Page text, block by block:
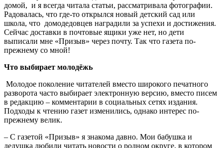
домой, и я всегда читала статьи, рассматривала фотографии.
Радовалась, что где-то открылся новый детский сад или
школа, что домодедовцев наградили за успехи и достижения.
Сейчас доставки в почтовые ящики уже нет, но дети
выписали мне «Призыв» через почту. Так что газета по-
прежнему со мной!
Что выбирает молодёжь
Молодое поколение читателей вместо широкого печатного
разворота часто выбирает электронную версию, вместо писем
в редакцию – комментарии в социальных сетях издания.
Подходы к чтению газет изменились, однако интерес по-
прежнему велик.
– С газетой «Призыв» я знакома давно. Мои бабушка и
дедушка любили читать новости о родном округе, в котором